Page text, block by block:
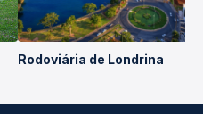
Rodoviária de Londrina